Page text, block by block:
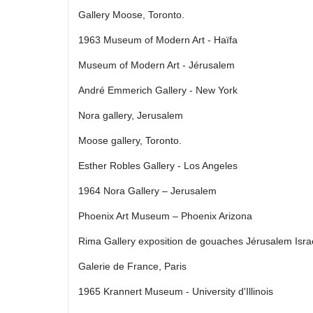
Gallery Moose, Toronto.
1963 Museum of Modern Art - Haïfa
Museum of Modern Art ‑ Jérusalem
André Emmerich Gallery ‑ New York
Nora gallery, Jerusalem
Moose gallery, Toronto.
Esther Robles Gallery ‑ Los Angeles
1964 Nora Gallery – Jerusalem
Phoenix Art Museum – Phoenix Arizona
Rima Gallery exposition de gouaches Jérusalem
Galerie de France, Paris
1965 Krannert Museum ‑ University d'Illinois